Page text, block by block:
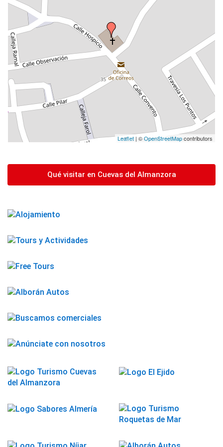
Leaflet | ©OpenStreetMapcontributors
Qué visitar en Cuevas del Almanzora